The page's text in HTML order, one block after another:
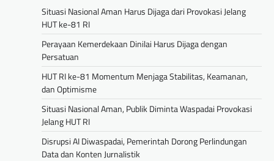
Situasi Nasional Aman Harus Dijaga dari Provokasi Jelang
HUT ke-81 RI
Perayaan Kemerdekaan Dinilai Harus Dijaga dengan
Persatuan
HUT RI ke-81 Momentum Menjaga Stabilitas, Keamanan,
dan Optimisme
Situasi Nasional Aman, Publik Diminta Waspadai Provokasi
Jelang HUT RI
Disrupsi AI Diwaspadai, Pemerintah Dorong Perlindungan
Data dan Konten Jurnalistik